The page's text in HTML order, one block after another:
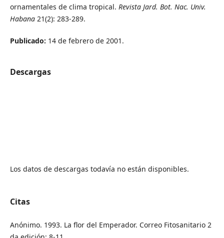
ornamentales de clima tropical. Revista Jard. Bot. Nac. Univ.
Habana 21(2): 283-289.
Publicado: 14 de febrero de 2001.
Descargas
Los datos de descargas todavía no están disponibles.
Citas
Anónimo. 1993. La flor del Emperador. Correo Fitosanitario 2